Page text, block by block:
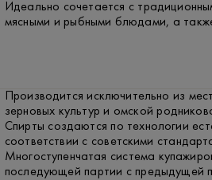
Идеально сочетается с
мясными и рыбными блюдами, а
Производится исключительно из
зерновых культур и омской
Спирты создаются по технологии
соответствии с советскими
Многоступенчатая система
последующей партии с предыдущей